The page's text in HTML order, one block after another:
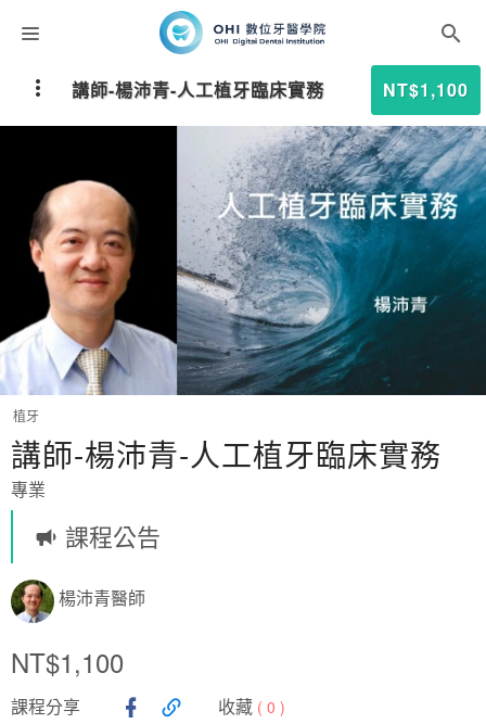
課程分類
師資團隊
聯絡我們
折扣碼
植牙
講師-楊沛青-人工植牙臨床實務
專業
課程公告
楊沛青醫師
NT$1,100
課程分享 收藏 ( 0 )
講師-楊沛青-人工植牙臨床實務 NT$1,100